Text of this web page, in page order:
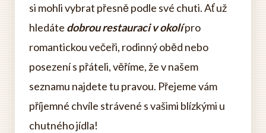
si mohli vybrat přesně podle své chuti. Ať už
hledáte dobrou restauraci v okolípro
romantickou večeři, rodinný oběd nebo
posezení s přáteli, věříme, že v našem
seznamu najdete tu pravou. Přejeme vám
příjemné chvíle strávené s vašimi blízkými u
chutného jídla!